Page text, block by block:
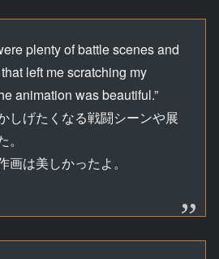
plenty of battle scenes and
left me scratching my
animation was beautiful.”
しげたくなる戦闘シーンや展
は美しかったよ。